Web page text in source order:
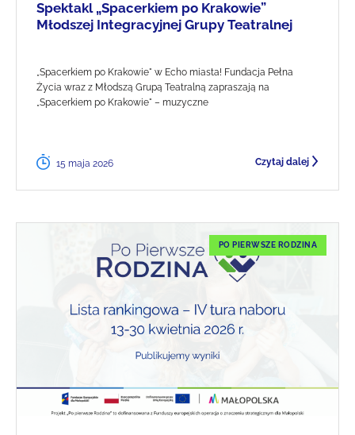
Spektakl „Spacerkiem po Krakowie”
Młodszej Integracyjnej Grupy Teatralnej
„Spacerkiem po Krakowie" w Echo miasta! Fundacja Pełna
Życia wraz z Młodszą Grupą Teatralną zapraszają na
„Spacerkiem po Krakowie" – muzyczne
15 maja 2026 Czytaj dalej
PO PIERWSZE RODZINA